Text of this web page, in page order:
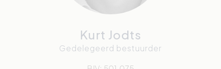
Kurt Jodts
Gedelegeerd bestuurder